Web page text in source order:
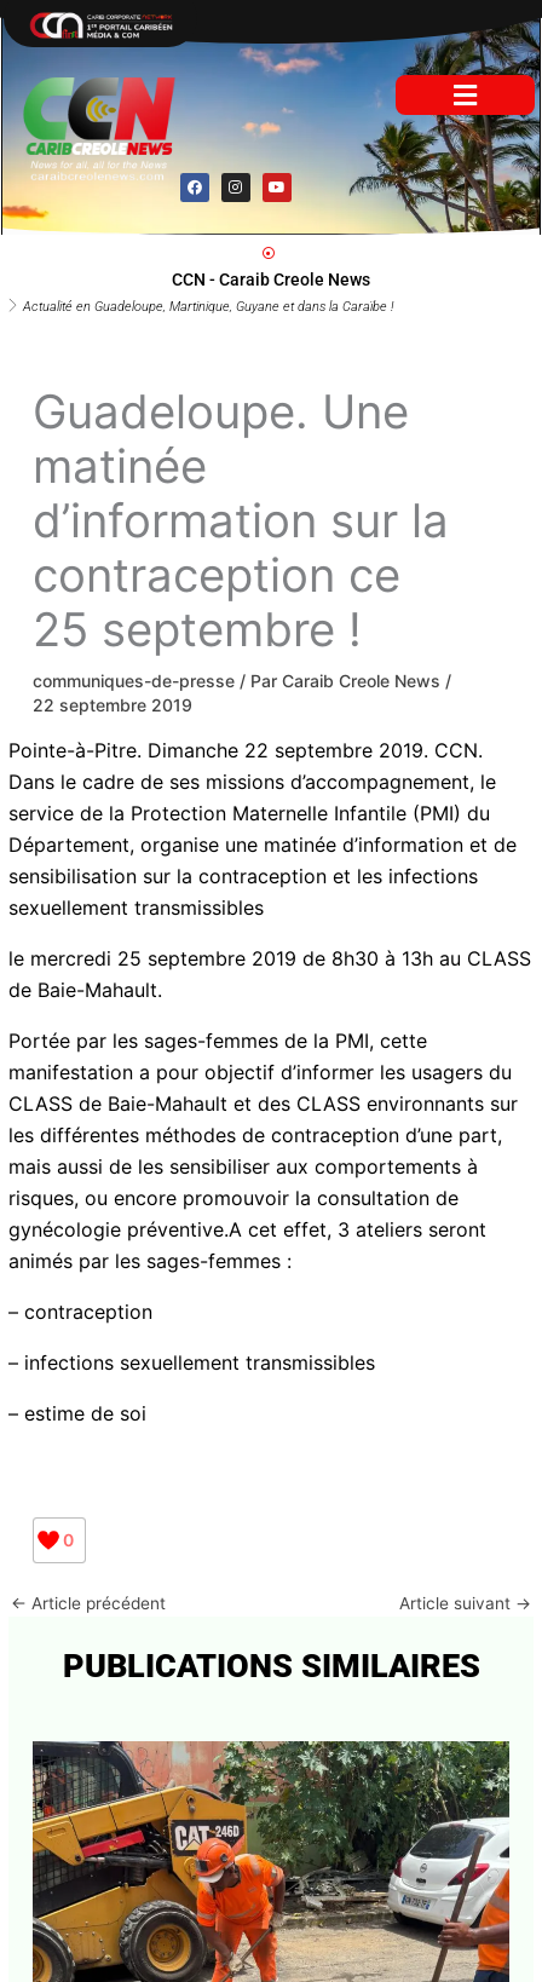
au
F
a
c
b
k
I
n
s
a
a
Y
o
u
u
Actualité en Guadeloupe, Martinique, Guyane et dans la Caraïbe !
CCN - Caraib Creole News
Guadeloupe. Une
matinée
d’information sur la
contraception ce
25 septembre !
communiques-de-presse / ParCaraib Creole News /
22 septembre 2019
Pointe-à-Pitre. Dimanche 22 septembre 2019. CCN.
Dans le cadre de ses missions d’accompagnement, le
service de la Protection Maternelle Infantile (PMI) du
Département, organise une matinée d’information et de
sensibilisation sur la contraception et les infections
sexuellement transmissibles
le mercredi 25 septembre 2019 de 8h30 à 13h au CLASS
de Baie-Mahault.
Portée par les sages-femmes de la PMI, cette
manifestation a pour objectif d’informer les usagers du
CLASS de Baie-Mahault et des CLASS environnants sur
les différentes méthodes de contraception d’une part,
mais aussi de les sensibiliser aux comportements à
risques, ou encore promouvoir la consultation de
gynécologie préventive.A cet effet, 3 ateliers seront
animés par les sages-femmes :
– contraception
– infections sexuellement transmissibles
– estime de soi
0
← Article précédent Article suivant →
PUBLICATIONS SIMILAIRES